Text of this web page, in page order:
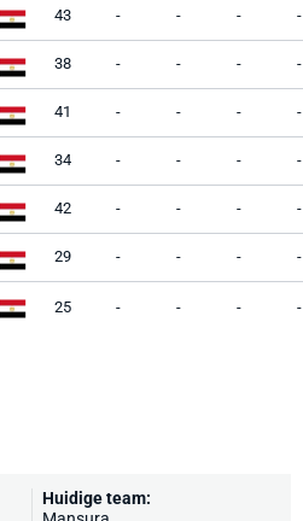
43 - - - -
38 - - - -
41 - - - -
34 - - - -
42 - - - -
29 - - - -
25 - - - -
Huidige team: